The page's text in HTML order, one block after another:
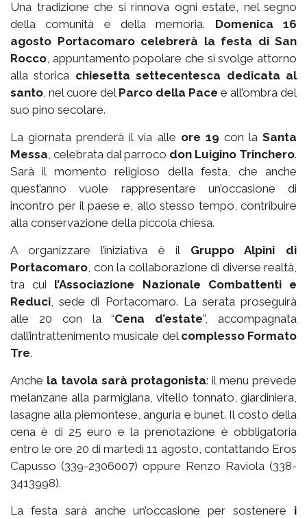
Una tradizione che si rinnova ogni estate, nel segno
della comunità e della memoria. Domenica 16
agosto Portacomaro celebrerà la festa di San
Rocco , appuntamento popolare che si svolge attorno
alla storica chiesetta settecentesca dedicata al
santo , nel cuore del Parco della Pace e all’ombra del
suo pino secolare.
La giornata prenderà il via alle ore 19 con laSanta
Messa , celebrata dal parroco don Luigino Trinchero.
Sarà il momento religioso della festa, che anche
quest’anno vuole rappresentare un’occasione di
incontro per il paese e, allo stesso tempo, contribuire
alla conservazione della piccola chiesa.
A organizzare l’iniziativa è il Gruppo Alpini di
Portacomaro , con la collaborazione di diverse realtà,
tra cui l’Associazione Nazionale Combattenti e
Reduci , sede di Portacomaro. La serata proseguirà
alle 20 con la “Cena d’estate”, accompagnata
dall’intrattenimento musicale del complesso Formato
Tre.
Anche la tavola sarà protagonista: il menu prevede
melanzane alla parmigiana, vitello tonnato, giardiniera,
lasagne alla piemontese, anguria e bunet. Il costo della
cena è di 25 euro e la prenotazione è obbligatoria
entro le ore 20 di martedì 11 agosto, contattando Eros
Capusso (339-2306007) oppure Renzo Raviola (338-
3413998).
La festa sarà anche un’occasione per sostenere i